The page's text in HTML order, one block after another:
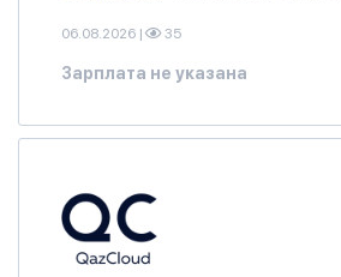
06.08.2026 | 35
Зарплата не указана